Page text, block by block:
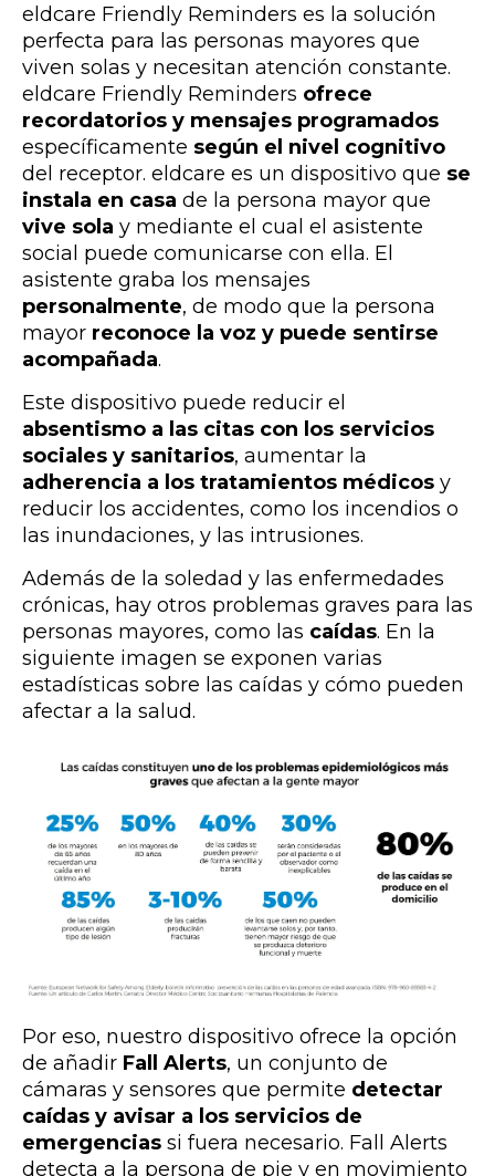
eldcare Friendly Reminders es la solución
perfecta para las personas mayores que
viven solas y necesitan atención constante.
eldcare Friendly Reminders ofrece
recordatorios y mensajes programados
específicamente según el nivel cognitivo
del receptor. eldcare es un dispositivo que se
instala en casa de la persona mayor que
vive sola y mediante el cual el asistente
social puede comunicarse con ella. El
asistente graba los mensajes
personalmente, de modo que la persona
mayor reconoce la voz y puede sentirse
acompañada.
Este dispositivo puede reducir el
absentismo a las citas con los servicios
sociales y sanitarios, aumentar la
adherencia a los tratamientos médicos y
reducir los accidentes, como los incendios o
las inundaciones, y las intrusiones.
Además de la soledad y las enfermedades
crónicas, hay otros problemas graves para las
personas mayores, como las caídas. En la
siguiente imagen se exponen varias
estadísticas sobre las caídas y cómo pueden
afectar a la salud.
Por eso, nuestro dispositivo ofrece la opción
de añadir Fall Alerts, un conjunto de
cámaras y sensores que permite detectar
caídas y avisar a los servicios de
emergencias si fuera necesario. Fall Alerts
detecta a la persona de pie y en movimiento